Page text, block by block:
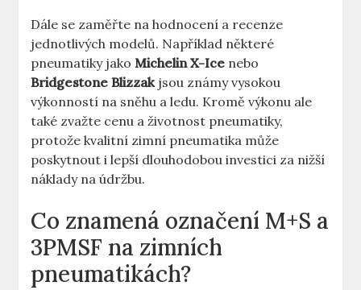
Dále se zaměřte na hodnocení a recenze
jednotlivých modelů. Například některé
pneumatiky jakoMichelin X-Ice nebo
Bridgestone Blizzakjsou známy vysokou
výkonností na sněhu a ledu. Kromě výkonu ale
také zvažte cenu a životnost pneumatiky,
protože kvalitní zimní pneumatika může
poskytnout i lepší dlouhodobou investici za nižší
náklady na údržbu.
Co znamená označení M+S a
3PMSF na zimních
pneumatikách?